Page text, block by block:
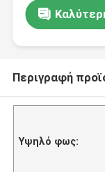
Περιγραφή
Υψηλό φως: